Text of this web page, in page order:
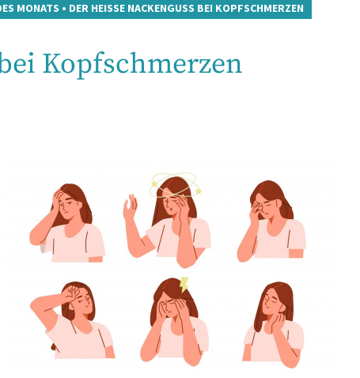
MONATS • DER HEISSE NACKENGUSS BEI KOPFSCHMERZEN
Kopfschmerzen